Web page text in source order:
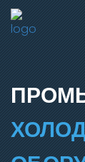
Контакты
Прайс-
1.
2.
3.